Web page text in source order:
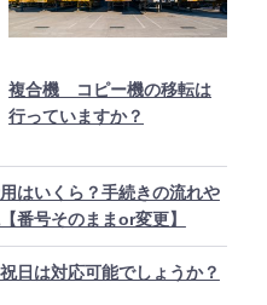
複合機 コピー機の移転は
行っていますか？
はいくら？手続きの流れや
番号そのままor変更】
日は対応可能でしょうか？